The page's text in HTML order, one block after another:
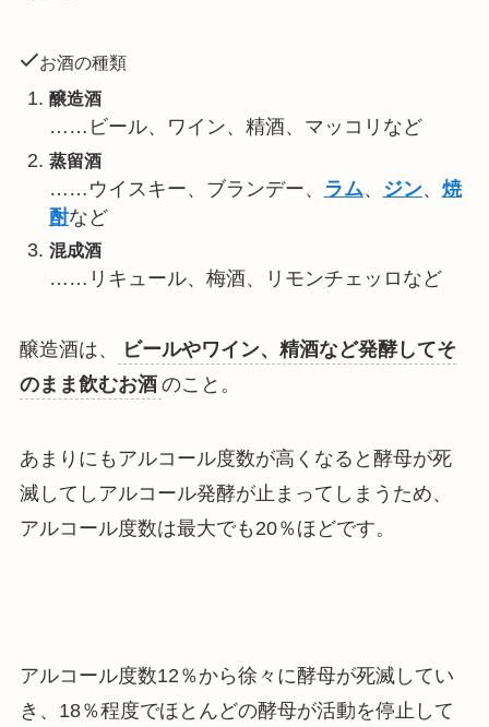
お酒の種類
醸造酒
……ビール、ワイン、精酒、マッコリなど
蒸留酒
……ウイスキー、ブランデー、 ラム、 ジン、 焼
酎など
混成酒
……リキュール、梅酒、リモンチェッロなど
醸造酒は、
ビールやワイン、精酒など発酵してそ
のまま飲むお酒 のこと。
あまりにもアルコール度数が高くなると酵母が死
滅してしアルコール発酵が止まってしまうため、
アルコール度数は最大でも20％ほどです。
アルコール度数12％から徐々に酵母が死滅してい
き、18％程度でほとんどの酵母が活動を停止して